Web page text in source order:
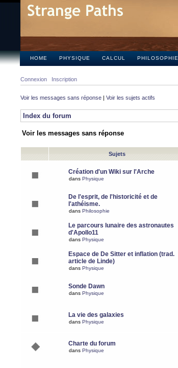
HOME PHYSIQUE CALCUL PHILOSOPHIE
Connexion Inscription
Voir les messages sans réponse | Voir les sujets actifs
Index du forum
Voir les messages sans réponse
Sujets
Création d'un Wiki sur l'Arche
dans Physique
De l'esprit, de l'historicité et de
l'athéisme.
dans Philosophie
Le parcours lunaire des astronautes
d'Apollo11
dans Physique
Espace de De Sitter et inflation (trad.
article de Linde)
dans Physique
Sonde Dawn
dans Physique
La vie des galaxies
dans Physique
Charte du forum
dans Physique